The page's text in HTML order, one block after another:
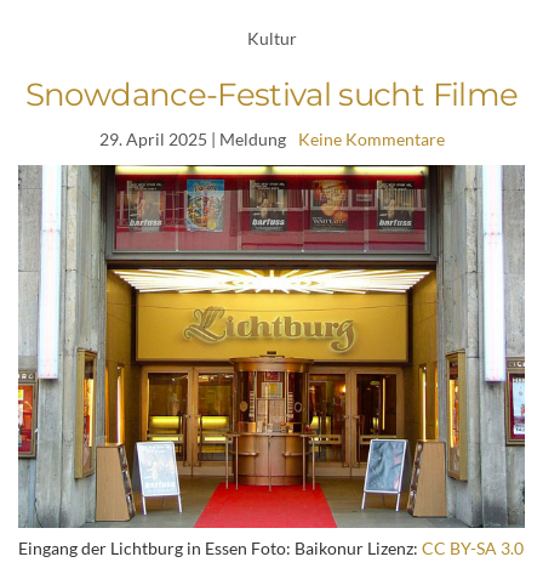
Kultur
Snowdance-Festival sucht Filme
29. April 2025 | Meldung Keine Kommentare
Eingang der Lichtburg in Essen Foto: Baikonur Lizenz: CC BY-SA 3.0